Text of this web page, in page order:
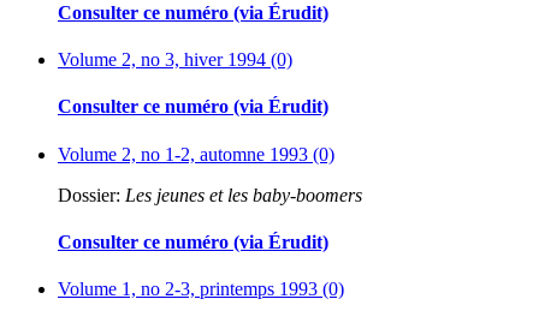
Consulter ce numéro (via Érudit)
Volume 2, no 3, hiver 1994 (0)
Consulter ce numéro (via Érudit)
Volume 2, no 1-2, automne 1993 (0)
Dossier: Les jeunes et les baby-boomers
Consulter ce numéro (via Érudit)
Volume 1, no 2-3, printemps 1993 (0)